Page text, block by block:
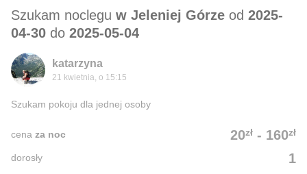
Szukam noclegu w Jeleniej Górze od 2025-
04-30 do 2025-05-04
katarzyna
21 kwietnia, o 15:15
Szukam pokoju dla jednej osoby
20zł - 160zł
cena za noc
1
dorosły